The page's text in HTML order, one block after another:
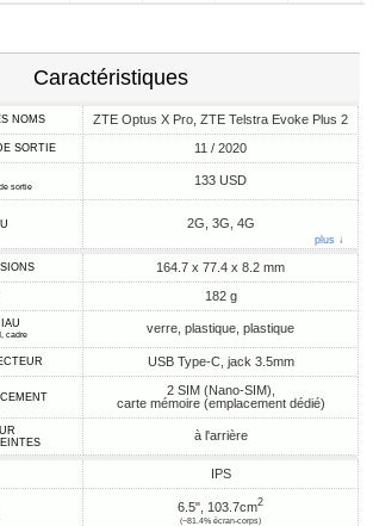
Caractéristiques
NOMS ZTE Optus X Pro, ZTE Telstra Evoke Plus 2
SORTIE 11 / 2020
sortie 133 USD
2G, 3G, 4G
plus ↓
164.7 x 77.4 x 8.2 mm
182 g
cadre verre, plastique, plastique
USB Type-C, jack 3.5mm
2 SIM (Nano-SIM),
carte mémoire (emplacement dédié)
à l'arrière
IPS
6.5", 103.7cm2
(~81.4% écran-corps)